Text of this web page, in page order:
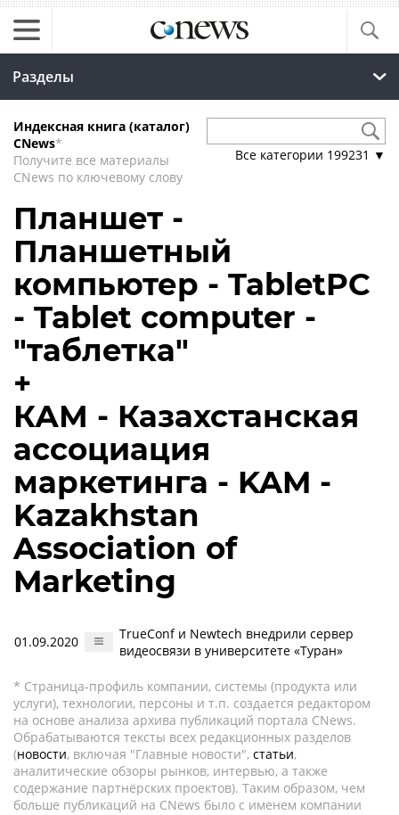
Разделы
Индексная книга (каталог)
CNews*
Получите все материалы
CNews по ключевому слову
Все категории 199231 ▼
Планшет -
Планшетный
компьютер - TabletPC
- Tablet computer -
"таблетка"
+
КАМ - Казахстанская
ассоциация
маркетинга - KAM -
Kazakhstan
Association of
Marketing
01.09.2020
TrueConf и Newtech внедрили сервер
видеосвязи в университете «Туран»
* Страница-профиль компании, системы (продукта или
услуги), технологии, персоны и т.п. создается редактором
на основе анализа архива публикаций портала CNews.
Обрабатываются тексты всех редакционных разделов
(новости, включая "Главные новости", статьи,
аналитические обзоры рынков, интервью, а также
содержание партнёрских проектов). Таким образом, чем
больше публикаций на CNews было с именем компании